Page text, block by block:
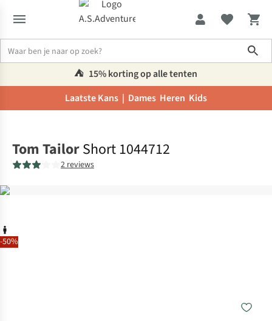
⛺️ 15% korting op alle tenten
Laatste Kans | Dames Heren Kids
-50%
Tom TailorShort 1044712
2 reviews